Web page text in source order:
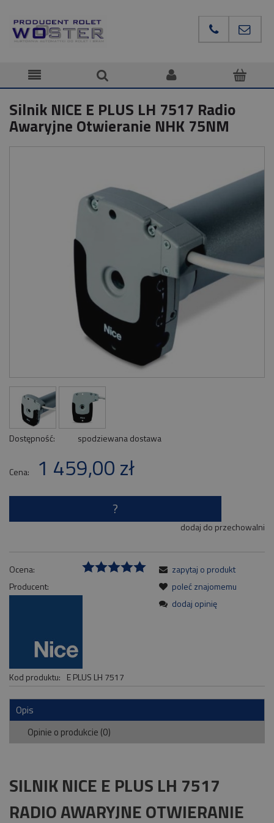
Silnik NICE E PLUS LH 7517 Radio
Awaryjne Otwieranie NHK 75NM
Dostępność: spodziewana dostawa
Cena: 1 459,00 zł
?
dodaj do przechowalni
Ocena:
Producent:
Kod produktu: E PLUS LH 7517
zapytaj o produkt
poleć znajomemu
dodaj opinię
Opis
Opinie o produkcie (0)
SILNIK NICE E PLUS LH 7517
RADIO AWARYJNE OTWIERANIE